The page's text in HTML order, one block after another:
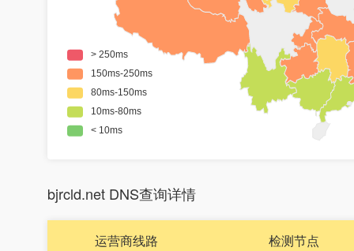
bjrcld.net DNS查询详情
运营商线路 检测节点